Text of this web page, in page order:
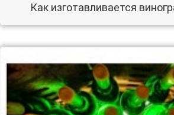
Как изготавливается